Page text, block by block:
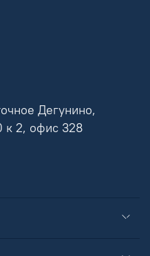
Дегунино,
к 2, офис 328